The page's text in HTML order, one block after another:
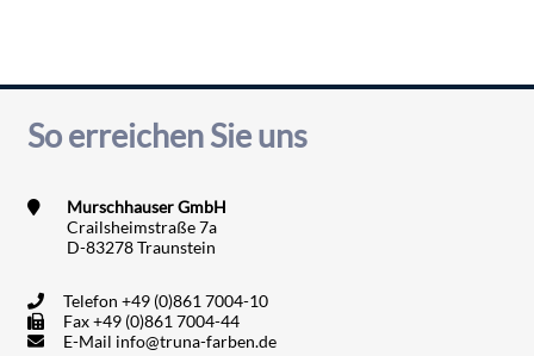
So erreichen Sie uns
Murschhauser GmbH
Crailsheimstraße 7a
D-83278 Traunstein
Telefon +49 (0)861 7004-10
Fax+49 (0)861 7004-44
E-Mail info@truna-farben.de